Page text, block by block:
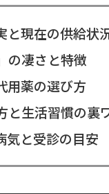
と現在の供給状
の凄さと特徴
用薬の選び方
と生活習慣の裏
気と受診の目安